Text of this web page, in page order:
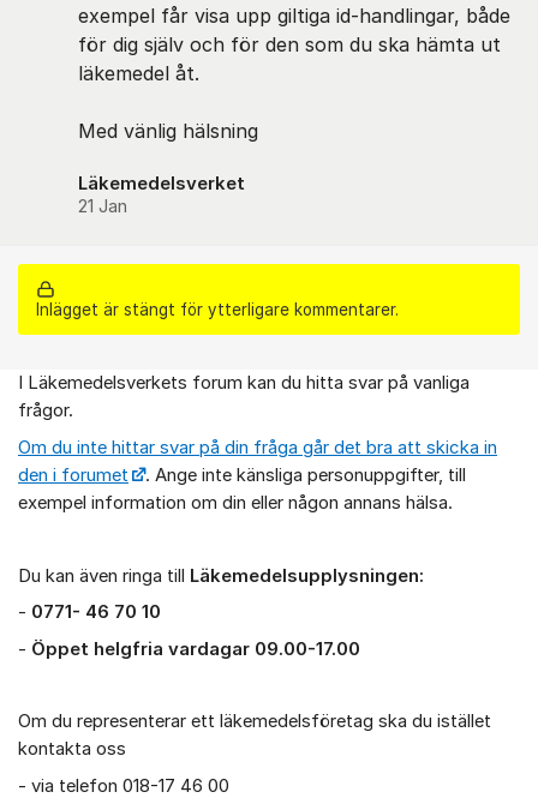
exempel får visa upp giltiga id-handlingar, både
för dig själv och för den som du ska hämta ut
läkemedel åt.
Med vänlig hälsning
Läkemedelsverket
21 Jan
Inlägget är stängt för ytterligare kommentarer.
Om forumet
I Läkemedelsverkets forum kan du hitta svar på vanliga
frågor.
Om du inte hittar svar på din fråga går det bra att skicka in
den i forumet
. Ange inte känsliga personuppgifter, till
exempel information om din eller någon annans hälsa.
Du kan även ringa till Läkemedelsupplysningen:
- 0771- 46 70 10
- Öppet helgfria vardagar 09.00-17.00
Om du representerar ett läkemedelsföretag ska du istället
kontakta oss
- via telefon 018-17 46 00